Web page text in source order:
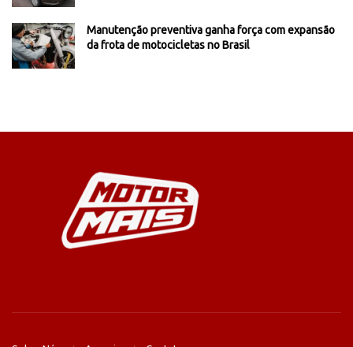
Manutenção preventiva ganha força com expansão
da frota de motocicletas no Brasil